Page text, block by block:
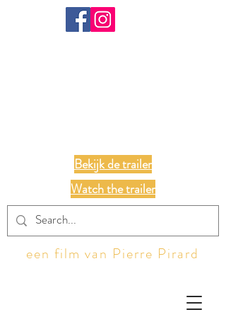
een film van Pierre Pirard
Watch the trailer
Bekijk de trailer